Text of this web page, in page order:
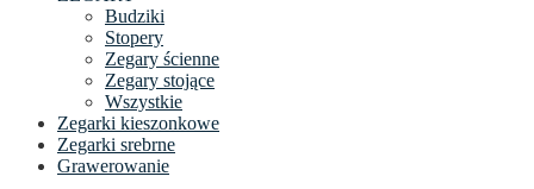
Budziki
Stopery
Zegary ścienne
Zegary stojące
Wszystkie
Zegarki kieszonkowe
Zegarki srebrne
Grawerowanie